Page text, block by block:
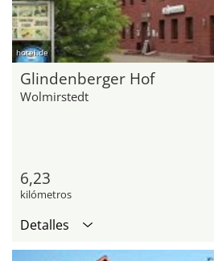
hotel.de
Glindenberger Hof
Wolmirstedt
6,23
kilómetros
Detalles